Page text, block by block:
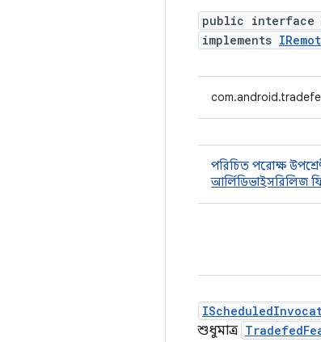
public interface
implements
পরিচিত পরোক্ষ
আর্লিডিভাইসরিলিজ
শুধুমাত্র